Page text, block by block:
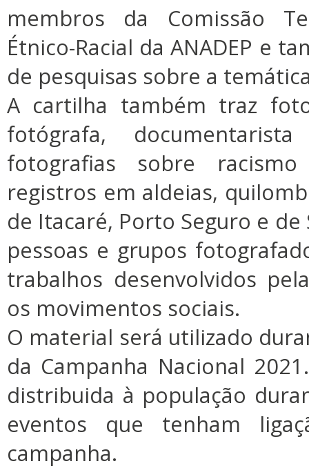
membros da Comissão
Étnico-Racial da ANADEP e
de pesquisas sobre a
A cartilha também traz
fotógrafa,
fotografias sobre
registros em aldeias,
de Itacaré, Porto Seguro e de
pessoas e grupos
trabalhos desenvolvidos
os movimentos sociais.
O material será utilizado
da Campanha Nacional
distribuida à população
eventos que tenham
campanha.